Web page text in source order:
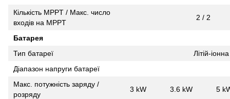
Кількість MPPT / Макс. число
входів на MPPT
2 / 2
Батарея
Тип батареї
Літій-
Діапазон напруги батареї
Макс. потужність заряду /
розряду
3 kW 3.6 kW 5